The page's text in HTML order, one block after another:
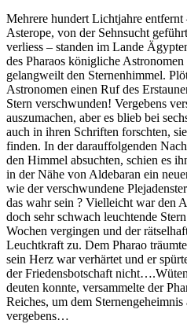
Mehrere hundert Lichtjahre
Asterope, von der Sehnsucht
verliess – standen im Lande
des Pharaos königliche
gelangweilt den Sternenhimmel.
Astronomen einen Ruf des
Stern verschwunden! Vergebens
auszumachen, aber es blieb bei
auch in ihren Schriften forschten,
finden. In der darauffolgenden
den Himmel absuchten, schien es
in der Nähe von Aldebaran ein
wie der verschwundene
das wahr sein ? Vielleicht war den
doch sehr schwach leuchtende
Wochen vergingen und der
Leuchtkraft zu. Dem Pharao
sein Herz war verhärtet und er
der Friedensbotschaft
deuten konnte, versammelte der
Reiches, um dem
vergebens…